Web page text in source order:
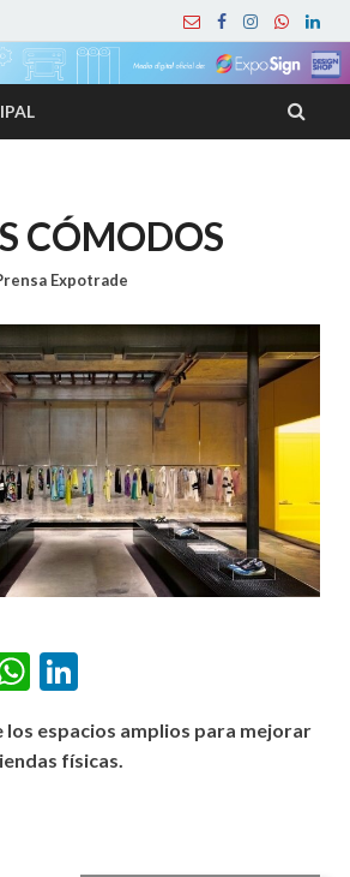
CÓMODOS
Expotrade
W
at ke
los espacios amplios para mejorar
físicas.